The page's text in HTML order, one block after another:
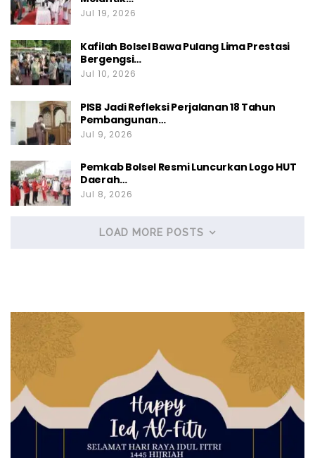
PKB
Sutarsi Mokodompit
Supandri Damogalad
Arman Mamonto
PKS
Nevi Mamonto
Randy Mabongkalan
Partai Gerindra
Hardjono Kalimbe
Sumber: DPRD Bolmong
Jul 19, 2026
Kafilah Bolsel Bawa Pulang Lima Prestasi
Bergengsi…
Jul 10, 2026
PISB Jadi Refleksi Perjalanan 18 Tahun
Pembangunan…
Jul 9, 2026
Pemkab Bolsel Resmi Luncurkan Logo HUT
Daerah…
Jul 8, 2026
LOAD MORE POSTS